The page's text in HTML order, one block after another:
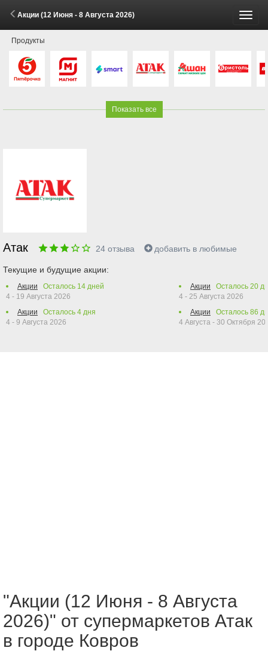
Акции (12 Июня - 8 Августа 2026)
Продукты
Показать все
Атак 24 отзыва добавить в любимые
Текущие и будущие акции:
Акции Осталось 14 дней
4 - 19 Августа 2026
Акции
Осталось 4 дня
4 - 9 Августа 2026
Акции Осталось 20
4 - 25 Августа 2026
Акции
Осталось 86
4 Августа - 30 Октября
"Акции (12 Июня - 8 Августа
2026)" от супермаркетов Атак
в городе Ковров